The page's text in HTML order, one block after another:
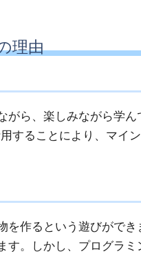
理由
ら、楽しみながら学ん
することにより、マイ
作るという遊びがで
。しかし、プログラミ